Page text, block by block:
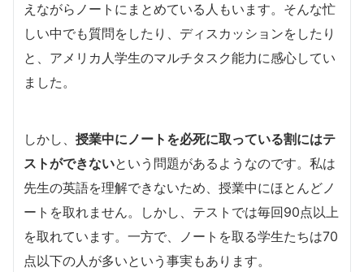
えながらノートにまとめている人もいます。そんな忙
しい中でも質問をしたり、ディスカッションをしたり
と、アメリカ人学生のマルチタスク能力に感心してい
ました。
しかし、 授業中にノートを必死に取っている割にはテ
ストができないという問題があるようなのです。私は
先生の英語を理解できないため、授業中にほとんどノ
ートを取れません。しかし、テストでは毎回90点以上
を取れています。一方で、ノートを取る学生たちは70
点以下の人が多いという事実もあります。